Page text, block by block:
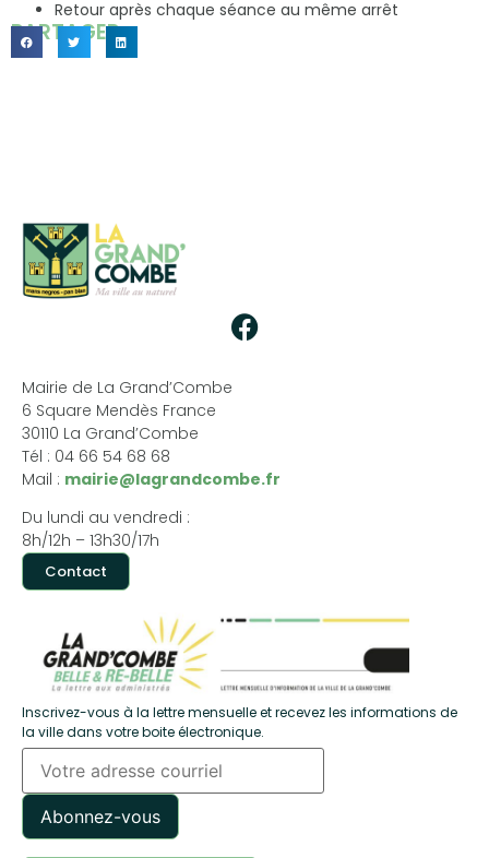
Retour après chaque séance au même arrêt
PARTAGER...
Mairie de La Grand’Combe
6 Square Mendès France
30110 La Grand’Combe
Tél : 04 66 54 68 68
Mail : mairie@lagrandcombe.fr
Du lundi au vendredi :
8h/12h – 13h30/17h
Contact
Inscrivez-vous à la lettre mensuelle et recevez les informations de
la ville dans votre boite électronique.